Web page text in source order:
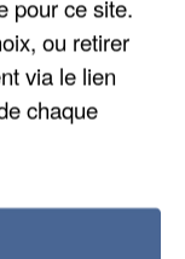
pour ce site.
ou retirer
via le lien
chaque